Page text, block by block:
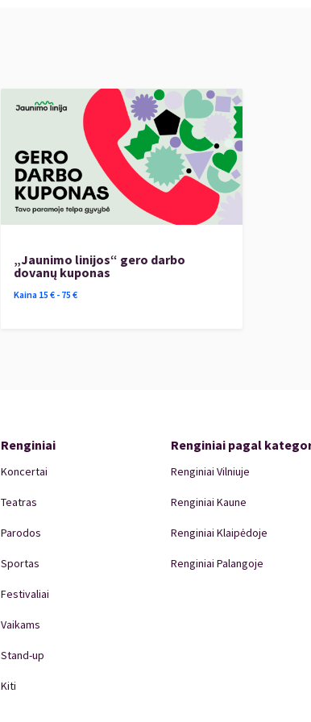
„Jaunimo linijos“ gero darbo
dovanų kuponas
Kaina 15 € - 75 €
Renginiai
Koncertai
Teatras
Parodos
Sportas
Festivaliai
Vaikams
Stand-up
Kiti
Renginiai pagal
Renginiai Vilniuje
Renginiai Kaune
Renginiai Klaipėdoje
Renginiai Palangoje